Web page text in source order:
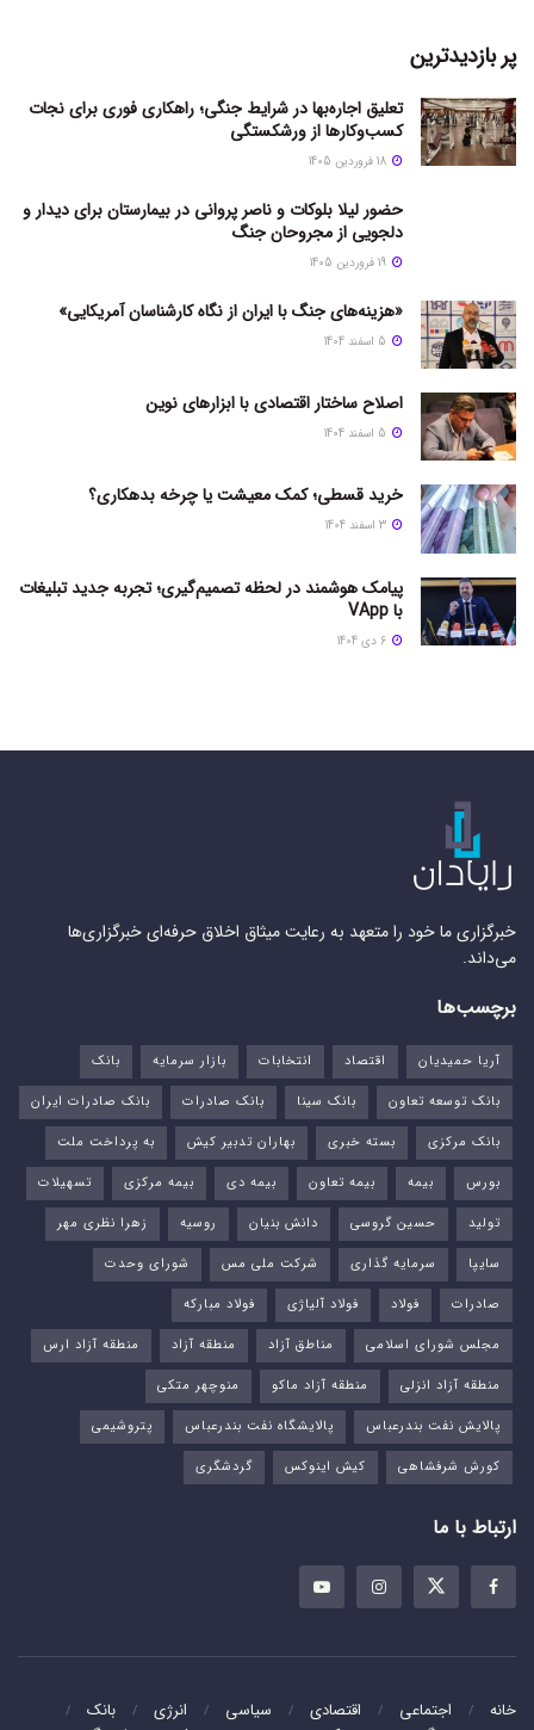
پر بازدیدترین
تعلیق اجاره‌بها در شرایط جنگی؛ راهکاری فوری برای نجات
کسب‌وکارها از ورشکستگی
حضور لیلا بلوکات و ناصر پروانی در بیمارستان برای دیدار و
دلجویی از مجروحان جنگ
«هزینه‌های جنگ با ایران از نگاه کارشناسان آمریکایی»
اصلاح ساختار اقتصادی با ابزارهای نوین
خرید قسطی؛ کمک معیشت یا چرخه بدهکاری؟
پیامک هوشمند در لحظه تصمیم‌گیری؛ تجربه جدید تبلیغات
با VApp
خبرگزاری ما خود را متعهد به رعایت میثاق اخلاق حرفه‌ای خبرگزاری‌ها
می‌داند.
برچسب‌ها
آریا حمیدیان اقتصاد انتخابات بازار سرمایه
بانک
بانک توسعه تعاون
بانک سینا بانک صادرات
بانک صادرات ایران
بانک مرکزی
بسته خبری بهاران تدبیر کیش
به پرداخت ملت
بورس‌
بیمه بیمه تعاون بیمه دی بیمه مرکزی
تسهیلات
تولید
حسین گروسی دانش بنیان روسیه
زهرا نظری مهر
سایپا
سرمایه گذاری شرکت ملی مس
شورای وحدت
صادرات
فولاد فولاد آلیاژی
فولاد مبارکه
مجلس شورای اسلامی
مناطق آزاد منطقه آزاد
منطقه آزاد ارس
منطقه آزاد انزلی
منطقه آزاد ماکو
منوچهر متکی
پالایش نفت بندرعباس
پالایشگاه نفت بندرعباس
پتروشیمی
کورش شرفشاهی
کیش اینوکس گردشگری
ارتباط با ما
خانه اجتماعی اقتصادی سیاسی انرژی
بانک